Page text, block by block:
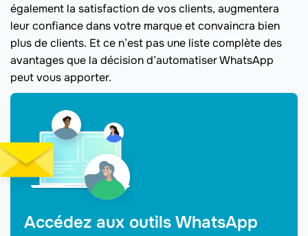
également la satisfaction de vos clients, augmentera
leur confiance dans votre marque et convaincra bien
plus de clients. Et ce n’est pas une liste complète des
avantages que la décision d’automatiser WhatsApp
peut vous apporter.
Accédez aux outils WhatsApp